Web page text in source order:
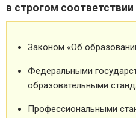
в строгом соответствии
Законом «Об
Федеральными
образовательными
Профессиональными